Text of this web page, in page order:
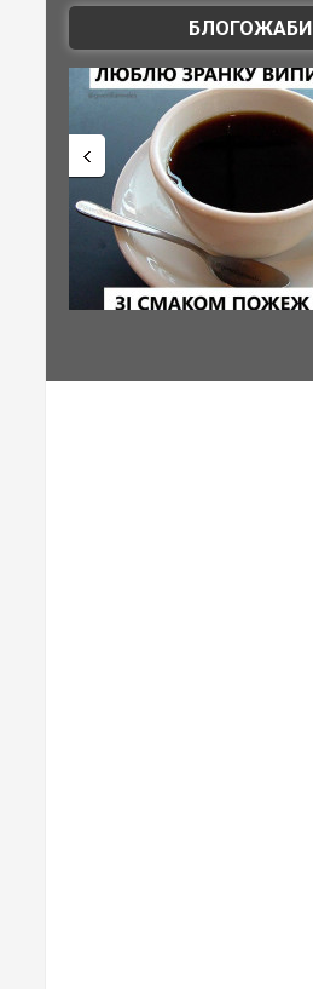
БЛОГОЖАБИ